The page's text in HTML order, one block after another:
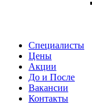
Специалисты
Цены
Акции
До и После
Вакансии
Контакты